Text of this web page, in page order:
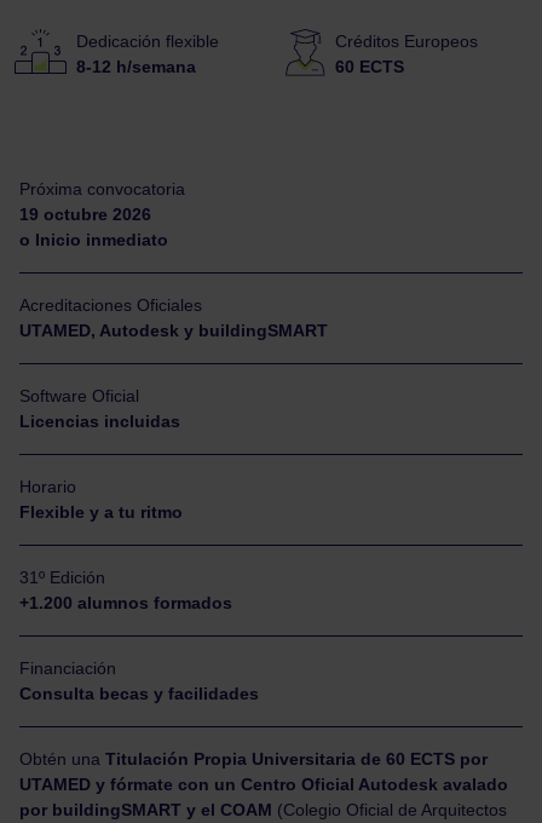
Dedicación flexible
8-12 h/semana
Créditos Europeos
60 ECTS
Próxima convocatoria
19 octubre 2026
o Inicio inmediato
Acreditaciones Oficiales
UTAMED, Autodesk y buildingSMART
Software Oficial
Licencias incluidas
Horario
Flexible y a tu ritmo
31º Edición
+1.200 alumnos formados
Financiación
Consulta becas y facilidades
Obtén una Titulación Propia Universitaria de 60 ECTS por
UTAMED y fórmate con un Centro Oficial Autodesk avalado
por buildingSMART y el COAM (Colegio Oficial de Arquitectos